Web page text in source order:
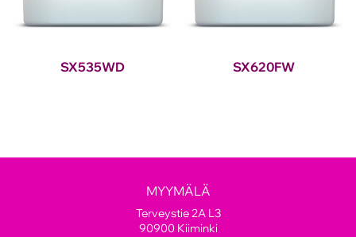
SX535WD SX620FW
MYYMÄLÄ
Terveystie 2A L3
90900 Kiiminki